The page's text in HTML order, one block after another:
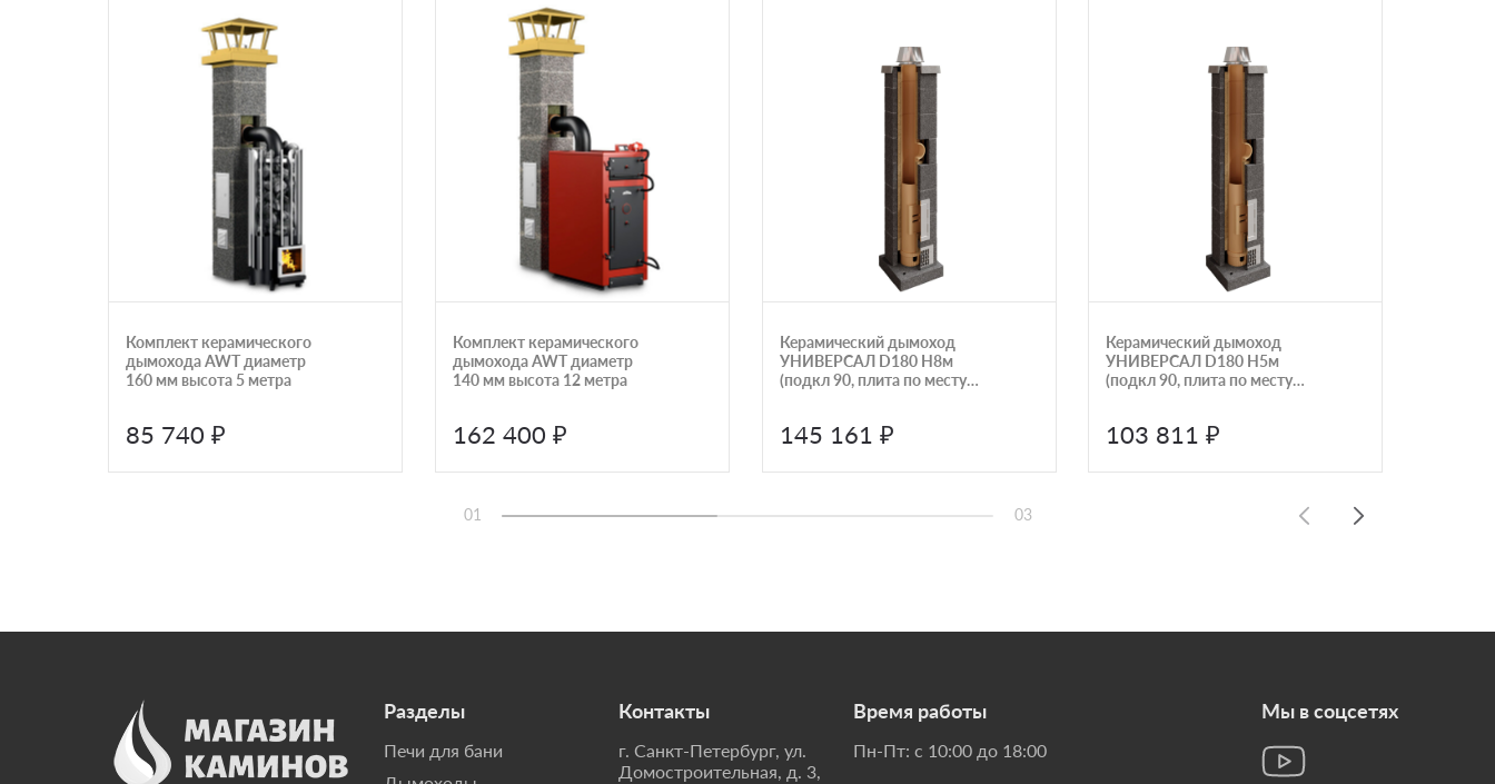
Комплект керамического
дымохода AWT диаметр
160 мм высота 5 метра
85 740 ₽
Комплект керамического
дымохода AWT диаметр
140 мм высота 12 метра
162 400 ₽
Керамический дымоход
УНИВЕРСАЛ D180 H8м
(подкл 90, плита по месту)
145 161 ₽
Керамический дымоход
УНИВЕРСАЛ D180 H5м
(подкл 90, плита по месту)
103 811 ₽
01 03
Разделы
Печи для бани
Контакты
г. Санкт-Петербург, ул.
Домостроительная, д. 3,
Время работы
Пн-Пт: с 10:00 до 18:00
Мы в соцсетях